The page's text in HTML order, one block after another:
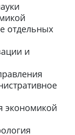
отдельных
и
экономикой